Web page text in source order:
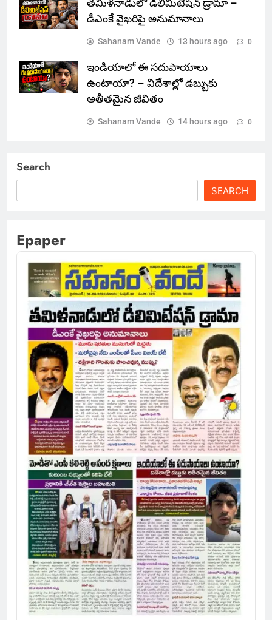
తమిళనాడులో డీలిమిటేషన్ డ్రామా –
డీఎంకే వైఖరిపై అనుమానాలు
Sahanam Vande 13 hours ago 0
ఇండియాలో‌ ఈ సదుపాయాలు
ఉంటాయా? – విదేశాల్లో డబ్బుకు
అతీతమైన జీవితం
Sahanam Vande 14 hours ago 0
Search
SEARCH
Epaper